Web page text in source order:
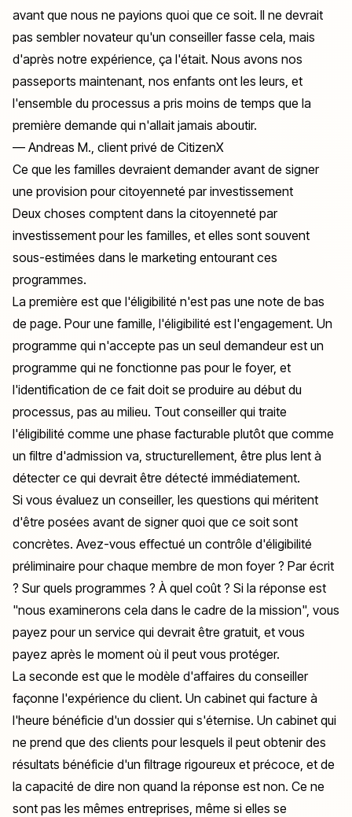
avant que nous ne payions quoi que ce soit. Il ne devrait
pas sembler novateur qu'un conseiller fasse cela, mais
d'après notre expérience, ça l'était. Nous avons nos
passeports maintenant, nos enfants ont les leurs, et
l'ensemble du processus a pris moins de temps que la
première demande qui n'allait jamais aboutir.
— Andreas M., client privé de CitizenX
Ce que les familles devraient demander avant de signer
une provision pour citoyenneté par investissement
Deux choses comptent dans la citoyenneté par
investissement pour les familles, et elles sont souvent
sous-estimées dans le marketing entourant ces
programmes.
La première est que l'éligibilité n'est pas une note de bas
de page. Pour une famille, l'éligibilité est l'engagement. Un
programme qui n'accepte pas un seul demandeur est un
programme qui ne fonctionne pas pour le foyer, et
l'identification de ce fait doit se produire au début du
processus, pas au milieu. Tout conseiller qui traite
l'éligibilité comme une phase facturable plutôt que comme
un filtre d'admission va, structurellement, être plus lent à
détecter ce qui devrait être détecté immédiatement.
Si vous évaluez un conseiller, les questions qui méritent
d'être posées avant de signer quoi que ce soit sont
concrètes. Avez-vous effectué un contrôle d'éligibilité
préliminaire pour chaque membre de mon foyer ? Par écrit
? Sur quels programmes ? À quel coût ? Si la réponse est
"nous examinerons cela dans le cadre de la mission", vous
payez pour un service qui devrait être gratuit, et vous
payez après le moment où il peut vous protéger.
La seconde est que le modèle d'affaires du conseiller
façonne l'expérience du client. Un cabinet qui facture à
l'heure bénéficie d'un dossier qui s'éternise. Un cabinet qui
ne prend que des clients pour lesquels il peut obtenir des
résultats bénéficie d'un filtrage rigoureux et précoce, et de
la capacité de dire non quand la réponse est non. Ce ne
sont pas les mêmes entreprises, même si elles se